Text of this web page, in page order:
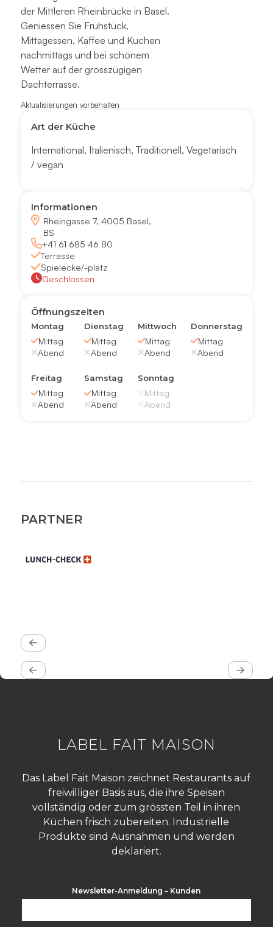
der Mittleren Rheinbrücke in Basel.
Geniessen Sie Frühstück,
Mittagessen, Kaffee und Kuchen
nachmittags und bei schönem
Wetter auf der grosszügigen
Dachterrasse.
Aktualisierungen vorbehalten
Art der Küche
International, Italienisch,Traditionell,Vegetarisch
/ vegan
Informationen
Rheingasse 7, 4005 Basel,
BS
+41 61 685 46 80
Terrasse
Spielecke/-platz
Geschlossen
Öffnungszeiten
Montag
Mittag
Abend
Dienstag
Mittag
Abend
Mittwoch
Mittag
Abend
Donnerstag
Mittag
Abend
Freitag
Mittag
Abend
Samstag
Mittag
Abend
Sonntag
Mittag
Abend
PARTNER
LABEL FAIT MAISON
Das Label Fait Maison zeichnet Restaurants auf
freiwilliger Basis aus, die ihre Speisen
vollständig oder zum grössten Teil in ihren
Küchen frisch zubereiten. Industrielle
Produkte sind Ausnahmen und werden
deklariert.
Newsletter-Anmeldung – Kunden